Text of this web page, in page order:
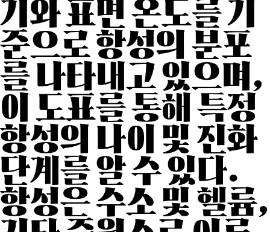
기와 표면 온도를 기
준으로 항성의 분포
를 나타내고 있으며,
이 도표를 통해 특정
항성의 나이 및 진화
단계를 알 수 있다.
항성은 수소 및 헬륨,